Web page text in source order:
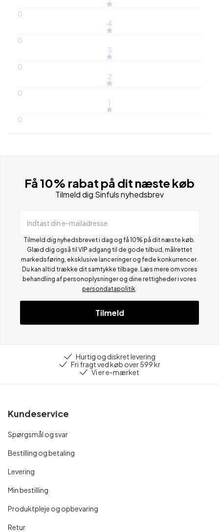
0
4
0
3
0
2
0
1
0
Få 10% rabat på dit næste køb
Tilmeld dig Sinfuls nyhedsbrev
Indtast din e-mailadresse
Tilmeld dig nyhedsbrevet i dag og få 10% på dit næste køb.
Glæd dig også til VIP adgang til de gode tilbud, målrettet
markedsføring, eksklusive lanceringer og fede konkurrencer.
Du kan altid trække dit samtykke tilbage. Læs mere om vores
behandling af personoplysninger og dine rettigheder i vores
persondatapolitik
Tilmeld
Hurtig og diskret levering
Fri fragt ved køb over 599 kr
Vi er e-mærket
Kundeservice
Spørgsmål og svar
Bestilling og betaling
Levering
Min bestilling
Produktpleje og opbevaring
Retur